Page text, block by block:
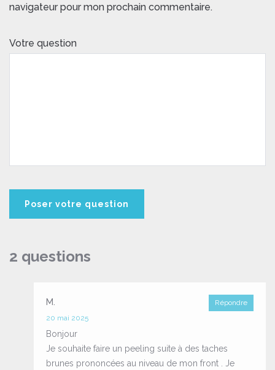
navigateur pour mon prochain commentaire.
Votre question
2 questions
Répondre
M.
20 mai 2025
Bonjour
Je souhaite faire un peeling suite à des taches
brunes prononcées au niveau de mon front . Je